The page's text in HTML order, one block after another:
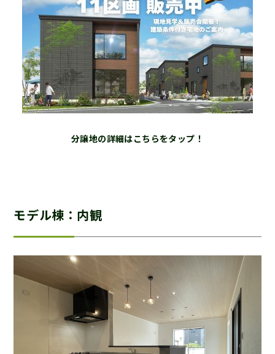
分譲地の詳細はこちらをタップ！
モデル棟：内観